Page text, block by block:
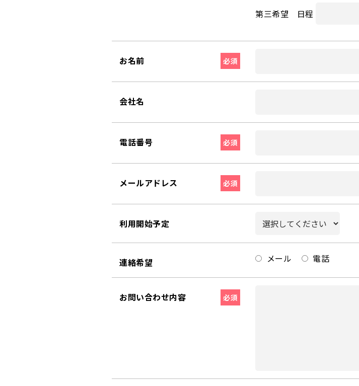
第三希望 日程
お名前 必須
会社名
電話番号 必須
メールアドレス 必須
利用開始予定
連絡希望 メール 電話
お問い合わせ内容 必須